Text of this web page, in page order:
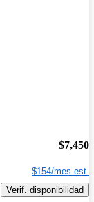
$7,450
$154/mes est.
Verif. disponibilidad